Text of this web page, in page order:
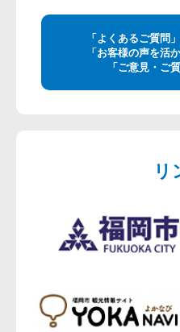
「よくあるご質問
「お客様の声を活
「ご意見・ご
リ